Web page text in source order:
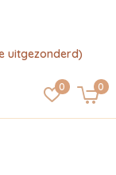
0 0
uitgezonderd)